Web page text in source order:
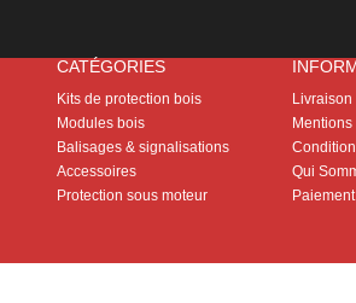
CATÉGORIES
Kits de protection bois
Modules bois
Balisages & signalisations
Accessoires
Protection sous moteur
Livraison
Qui